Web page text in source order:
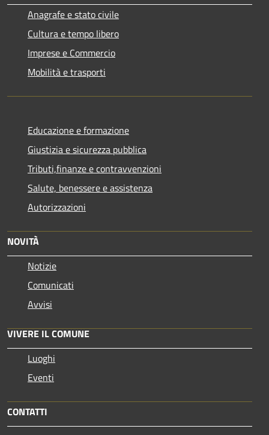
Anagrafe e stato civile
Cultura e tempo libero
Imprese e Commercio
Mobilità e trasporti
Educazione e formazione
Giustizia e sicurezza pubblica
Tributi,finanze e contravvenzioni
Salute, benessere e assistenza
Autorizzazioni
NOVITÀ
Notizie
Comunicati
Avvisi
VIVERE IL COMUNE
Luoghi
Eventi
CONTATTI